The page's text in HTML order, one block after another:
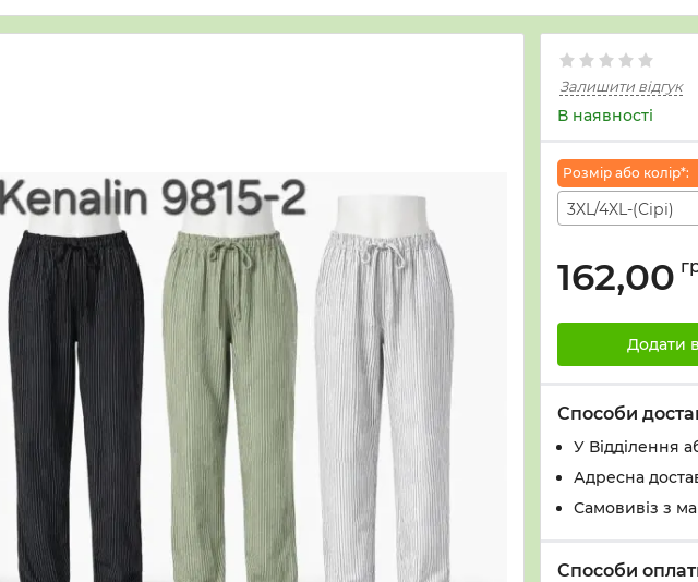
Залишити відгук
В наявності
Розмiр або колiр*:
3XL/4XL-(Сірі)
162,00
Додати
Способи
У Вiддiлення
Адресна
Самовивіз з
Способи